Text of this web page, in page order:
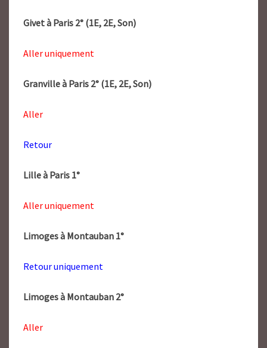
Givet à Paris 2° (1E, 2E, Son)
Aller uniquement
Granville à Paris 2° (1E, 2E, Son)
Aller
Retour
Lille à Paris 1°
Aller uniquement
Limoges à Montauban 1°
Retour uniquement
Limoges à Montauban 2°
Aller